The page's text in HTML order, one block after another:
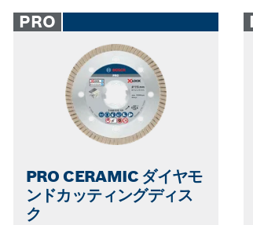
PRO
PRO CERAMIC ダイヤモ
ンドカッティングディス
ク